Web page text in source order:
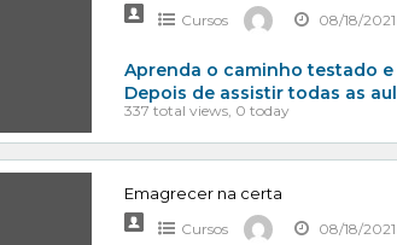
Cursos 08/18/2021
Aprenda o caminho testado
Depois de assistir todas as
337 total views, 0 today
Emagrecer na certa
Cursos 08/18/2021